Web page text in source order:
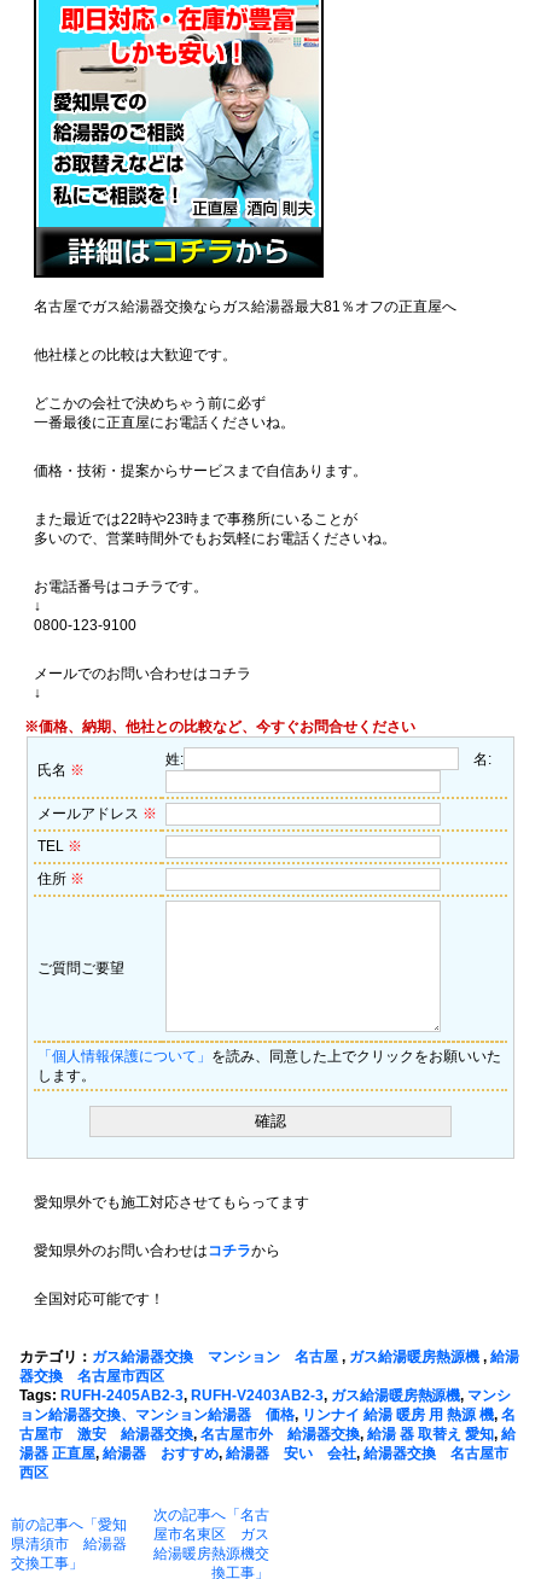
名古屋でガス給湯器交換ならガス給湯器最大81％オフの正直屋へ
他社様との比較は大歓迎です。
どこかの会社で決めちゃう前に必ず
一番最後に正直屋にお電話くださいね。
価格・技術・提案からサービスまで自信あります。
また最近では22時や23時まで事務所にいることが
多いので、営業時間外でもお気軽にお電話くださいね。
お電話番号はコチラです。
↓
0800-123-9100
メールでのお問い合わせはコチラ
↓
※価格、納期、他社との比較など、今すぐお問合せください
氏名 ※
姓: 名:
メールアドレス ※
TEL ※
住所 ※
ご質問ご要望
「個人情報保護について」 を読み、同意した上でクリックをお願いいた
します。
愛知県外でも施工対応させてもらってます
愛知県外のお問い合わせはコチラから
全国対応可能です！
カテゴリ： ガス給湯器交換 マンション 名古屋, ガス給湯暖房熱源機, 給湯
器交換 名古屋市西区
Tags: RUFH-2405AB2-3, RUFH-V2403AB2-3, ガス給湯暖房熱源機, マンシ
ョン給湯器交換、マンション給湯器 価格, リンナイ 給湯 暖房 用 熱源 機, 名
古屋市 激安 給湯器交換, 名古屋市外 給湯器交換, 給湯 器 取替え 愛知, 給
湯器 正直屋, 給湯器 おすすめ, 給湯器 安い 会社, 給湯器交換 名古屋市
西区
前の記事へ「愛知
県清須市 給湯器
交換工事」
次の記事へ「名古
屋市名東区 ガス
給湯暖房熱源機交
換工事」